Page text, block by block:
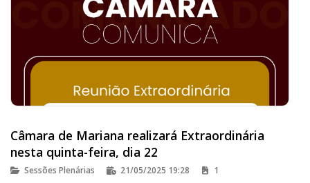
Câmara de Mariana realizará Extraordinária
nesta quinta-feira, dia 22
Sessões Plenárias 21/05/2025 19:28 1